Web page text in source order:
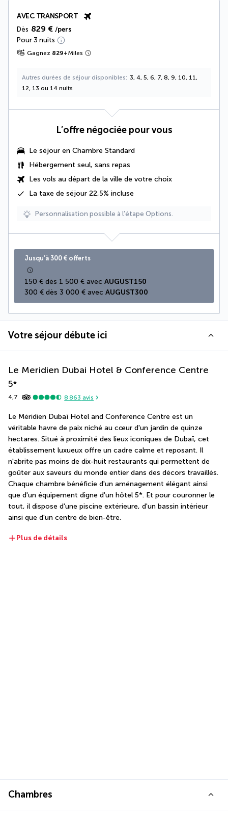
AVEC TRANSPORT
Dès 829 € /pers
Pour 3 nuits
Gagnez 829+Miles
Autres durées de séjour disponibles
3, 4, 5, 6, 7, 8, 9, 10, 11,
12, 13 ou 14 nuits
L’offre négociée pour vous
Le séjour en Chambre Standard
Hébergement seul, sans repas
Les vols au départ de la ville de votre choix
La taxe de séjour 22,5% incluse
Personnalisation possible à l’étape Options.
Jusqu’à 300 € offerts
150 € dès 1 500 € avec AUGUST150
300 € dès 3 000 € avec AUGUST300
Votre séjour débute ici
Le Meridien Dubai Hotel & Conference Centre
5*
4,7 8 863 avis
Le Méridien Dubaï Hotel and Conference Centre est un
véritable havre de paix niché au cœur d'un jardin de quinze
hectares. Situé à proximité des lieux iconiques de Dubaï, cet
établissement luxueux offre un cadre calme et reposant. Il
n'abrite pas moins de dix-huit restaurants qui permettent de
goûter aux saveurs du monde entier dans des décors travaillés.
Chaque chambre bénéficie d'un aménagement élégant ainsi
que d'un équipement digne d'un hôtel 5*. Et pour couronner le
tout, il dispose d'une piscine extérieure, d'un bassin intérieur
ainsi que d'un centre de bien-être.
Plus de détails
Chambres